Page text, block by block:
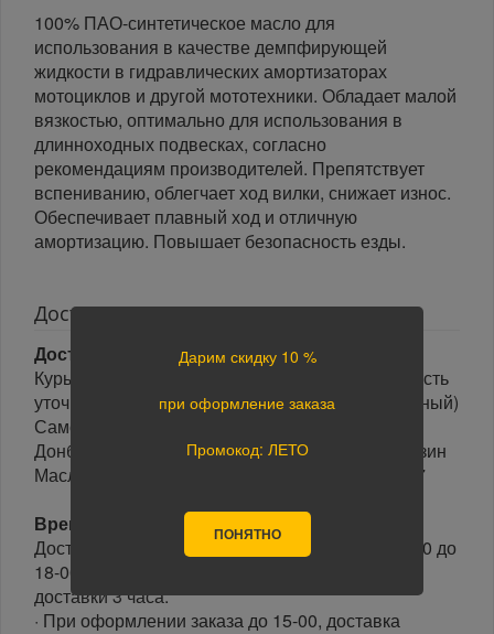
100% ПАО-синтетическое масло для
использования в качестве демпфирующей
жидкости в гидравлических амортизаторах
мотоциклов и другой мототехники. Обладает малой
вязкостью, оптимально для использования в
длинноходных подвесках, согласно
рекомендациям производителей. Препятствует
вспениванию, облегчает ход вилки, снижает износ.
Обеспечивает плавный ход и отличную
амортизацию. Повышает безопасность езды.
Доставка
Доставка заказов осуществляется:
Курьером по г. Екатеринбургу курьером стоимость
уточнить по Тел: 8 (343) 287 67 67(многоканальный)
Самовывоз по адресу г. Екатеринбург ул.
Донбасская 1, Автомолл «Белая Башня», магазин
Масла Автохимия Автокосметика 2 этаж, С5,С7
Время доставки:
Доставка осуществляется в рабочие дни с 10-00 до
18-00 часов. Минимальный интервал времени
доставки 3 часа.
· При оформлении заказа до 15-00, доставка
Дарим скидку 10 %
при оформление заказа
Промокод: ЛЕТО
ПОНЯТНО